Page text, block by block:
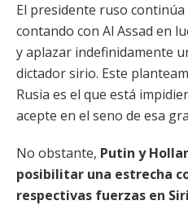
El presidente ruso
contando con Al Assad en
y aplazar indefinidamente
dictador sirio. Este
Rusia es el que está
acepte en el seno de esa
No obstante, Putin y
posibilitar una estrecha
respectivas fuerzas en